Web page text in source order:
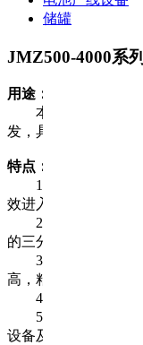
储罐
JMZ500-4000系
用途：
本蒸发器用于中药
发，具有操作温度低
特点：
1、本蒸发器是连
效进入，浓缩液从第
2、三效蒸发器
的三分之一。
3、采用逆流操
高，粘度降低，可得
4、降膜蒸发器
5、生产结束后
设备及管路内壁，也